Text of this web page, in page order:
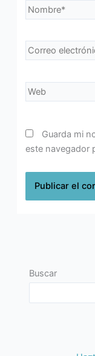
Nombre*
Correo
electrónico*
Web
Guarda mi
este navegador
Buscar